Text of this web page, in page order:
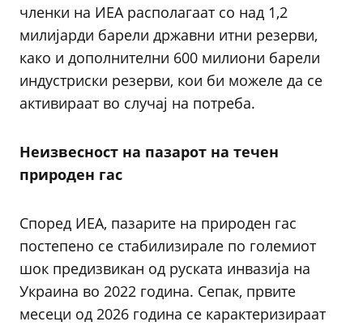
членки на ИЕА располагаат со над 1,2
милијарди барели државни итни резерви,
како и дополнителни 600 милиони барели
индустриски резерви, кои би можеле да се
активираат во случај на потреба.
Неизвесност на пазарот на течен
природен гас
Според ИЕА, пазарите на природен гас
постепено се стабилизирале по големиот
шок предизвикан од руската инвазија на
Украина во 2022 година. Сепак, првите
месеци од 2026 година се карактеризираат